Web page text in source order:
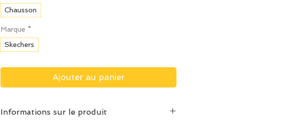
Chausson
Marque *
Skechers
Ajouter au panier
Informations sur le produit